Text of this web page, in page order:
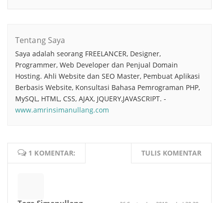
Tentang Saya
Saya adalah seorang FREELANCER, Designer,
Programmer, Web Developer dan Penjual Domain
Hosting. Ahli Website dan SEO Master, Pembuat Aplikasi
Berbasis Website, Konsultasi Bahasa Pemrograman PHP,
MySQL, HTML, CSS, AJAX, JQUERY,JAVASCRIPT. -
www.amrinsimanullang.com
1 KOMENTAR: TULIS KOMENTAR